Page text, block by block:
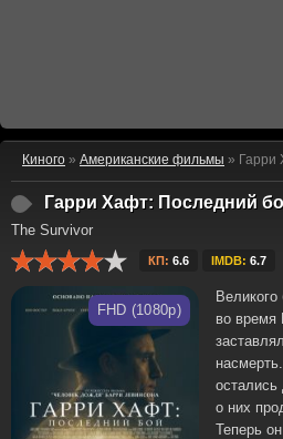
Киного » Американские фильмы » Гарри
Гарри Хафт: Последний
The Survivor
КП: 6.6 IMDB: 6.7
FHD (1080p)
во время
о них
Теперь